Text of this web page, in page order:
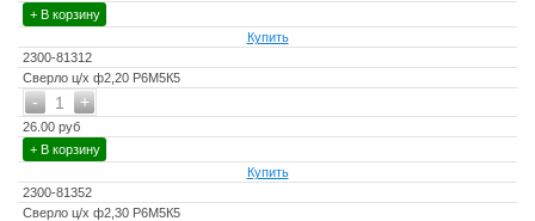
+ В корзину
Купить
2300-81312
Сверло ц/х ф2,20 Р6М5К5
+
- 1
26.00 руб
+ В корзину
Купить
2300-81352
Сверло ц/х ф2,30 Р6М5К5